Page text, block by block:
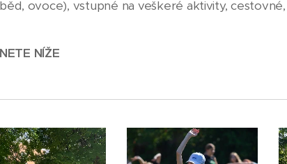
ovoce), vstupné na veškeré aktivity,
NÍŽE